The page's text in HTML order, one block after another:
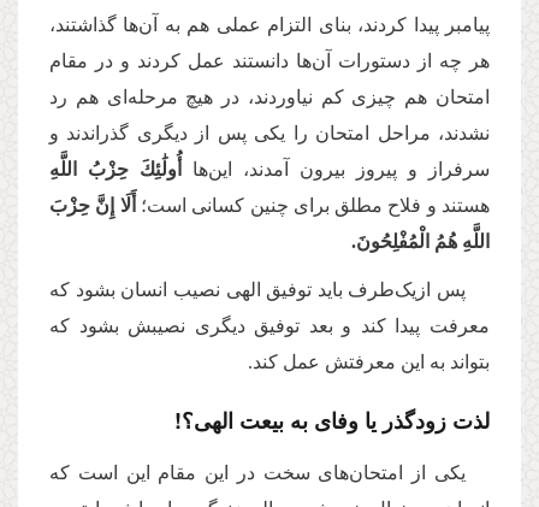
پیامبر پیدا کردند، بنای التزام عملی هم به آن‌ها گذاشتند،
هر چه از دستورات آن‌ها دانستند عمل کردند و در مقام
امتحان هم چیزی کم نیاوردند، در هیچ مرحله‌ای هم رد
نشدند، مراحل امتحان را یکی پس از دیگری گذراندند و
سرفراز و پیروز بیرون آمدند، این‌ها
أُولَٰئِكَ حِزْبُ اللَّهِ
هستند و فلاح مطلق برای چنین کسانی است؛ أَلَا إِنَّ حِزْبَ
اللَّهِ هُمُ الْمُفْلِحُونَ.
پس ازیک‌طرف باید توفیق الهی نصیب انسان بشود که
معرفت پیدا کند و بعد توفیق دیگری نصیبش بشود که
بتواند به این معرفتش عمل کند.
لذت زودگذر یا وفای به بیعت الهی؟!
یکی از امتحان‌های سخت در این مقام این است که